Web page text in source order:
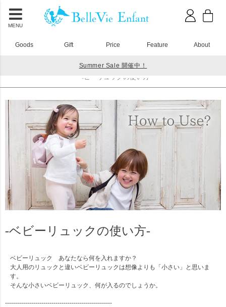
MENU
Goods Gift Price Feature About
Summer Sale 開催中！
ベビーリュックの使い方
ベビーリュックの使い方
-ベビーリュックの使い方-
ベビーリュック あなたなら何を入れますか？
大人用のリュックと違いベビーリュックは想像よりも「小さい」と思いま
す。
そんな小さいベビーリュック、何が入るのでしょうか。
-----------------------------------------------------